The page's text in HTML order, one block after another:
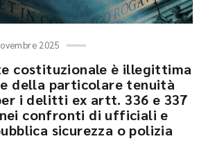
2025
costituzionale è illegittima
della particolare tenuità
i delitti ex artt. 336 e 337
confronti di ufficiali e
sicurezza o polizia